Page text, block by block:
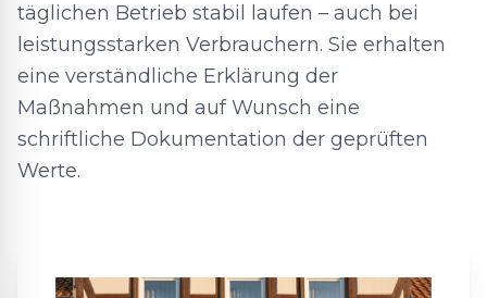
täglichen Betrieb stabil laufen – auch bei
leistungsstarken Verbrauchern. Sie erhalten
eine verständliche Erklärung der
Maßnahmen und auf Wunsch eine
schriftliche Dokumentation der geprüften
Werte.